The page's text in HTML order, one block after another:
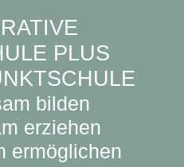
PLUS
bilden
erziehen
ermöglichen